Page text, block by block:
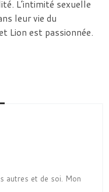
L’intimité sexuelle
leur vie du
Lion est passionnée.
autres et de soi. Mon